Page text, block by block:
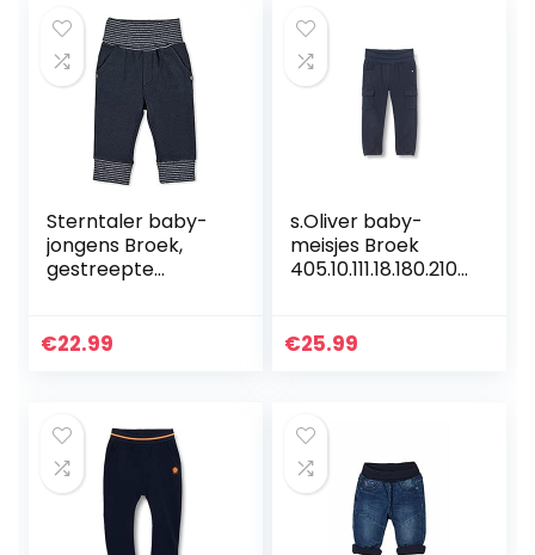
Sterntaler baby-
jongens Broek,
gestreepte
€22.99
s.Oliver baby-
meisjes Broek
405.10.111.18.180.2107
€25.99